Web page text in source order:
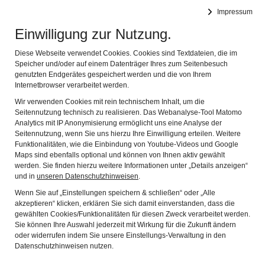
Impressum
Einwilligung zur Nutzung.
Diese Webseite verwendet Cookies. Cookies sind Textdateien, die im
Speicher und/oder auf einem Datenträger Ihres zum Seitenbesuch
genutzten Endgerätes gespeichert werden und die von Ihrem
Internetbrowser verarbeitet werden.
Wir verwenden Cookies mit rein technischem Inhalt, um die
Seitennutzung technisch zu realisieren. Das Webanalyse-Tool Matomo
Analytics mit IP Anonymisierung ermöglicht uns eine Analyse der
Seitennutzung, wenn Sie uns hierzu Ihre Einwilligung erteilen. Weitere
Funktionalitäten, wie die Einbindung von Youtube-Videos und Google
Maps sind ebenfalls optional und können von Ihnen aktiv gewählt
werden. Sie finden hierzu weitere Informationen unter „Details anzeigen“
und in unseren Datenschutzhinweisen.
Wenn Sie auf „Einstellungen speichern & schließen“ oder „Alle
akzeptieren“ klicken, erklären Sie sich damit einverstanden, dass die
gewählten Cookies/Funktionalitäten für diesen Zweck verarbeitet werden.
Sie können Ihre Auswahl jederzeit mit Wirkung für die Zukunft ändern
oder widerrufen indem Sie unsere Einstellungs-Verwaltung in den
Datenschutzhinweisen nutzen.
Die eigene Domain
reservieren
Sie haben Ihr Museum bereits mit BYSEUM
aufgebaut und brauchen eine eigene
Internetadresse oder möchten mit Ihrer bereits
reservierten Adresse umziehen? Dann füllen Sie
bitte das verlinkte Formular komplett aus. Bei